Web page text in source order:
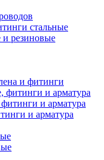
стальные
резиновые
и фитинги
фитинги и арматура
и арматура
и арматура